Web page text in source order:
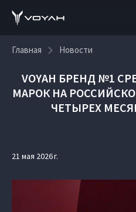
Главная Новости
VOYAH БРЕНД №1
МАРОК НА
ЧЕТЫРЕХ
21 мая 2026 г.